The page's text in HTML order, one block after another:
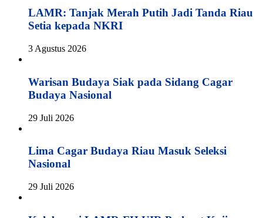
LAMR: Tanjak Merah Putih Jadi Tanda Riau
Setia kepada NKRI
3 Agustus 2026
Warisan Budaya Siak pada Sidang Cagar
Budaya Nasional
29 Juli 2026
Lima Cagar Budaya Riau Masuk Seleksi
Nasional
29 Juli 2026